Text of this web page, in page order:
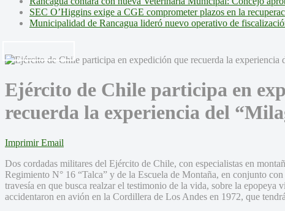
SEC O’Higgins exige a CGE comprometer plazos en la
Municipalidad de Rancagua lideró nuevo operativo de
Ejército de Chile participa en
recuerda la experiencia del
Imprimir Email
Dos cordadas militares del Ejército de Chile, con especialistas en
Regimiento N° 16 “Talca” y de la Escuela de Montaña, en conjunto
travesía en que busca realzar el testimonio de la vida, sobre la epopeya
accidentaron en avión en la Cordillera de Los Andes en 1972, que